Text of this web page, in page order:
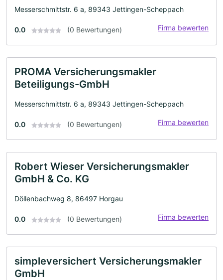
Messerschmittstr. 6 a, 89343 Jettingen-Scheppach
0.0 (0 Bewertungen) Firma bewerten
PROMA Versicherungsmakler
Beteiligungs-GmbH
Messerschmittstr. 6 a, 89343 Jettingen-Scheppach
0.0 (0 Bewertungen) Firma bewerten
Robert Wieser Versicherungsmakler
GmbH & Co. KG
Döllenbachweg 8, 86497 Horgau
0.0 (0 Bewertungen) Firma bewerten
simpleversichert Versicherungsmakler
GmbH